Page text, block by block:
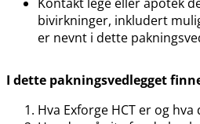
bivirkninger, inkludert
er nevnt i dette
I dette pakningsvedlegget
Hva Exforge HCT er og